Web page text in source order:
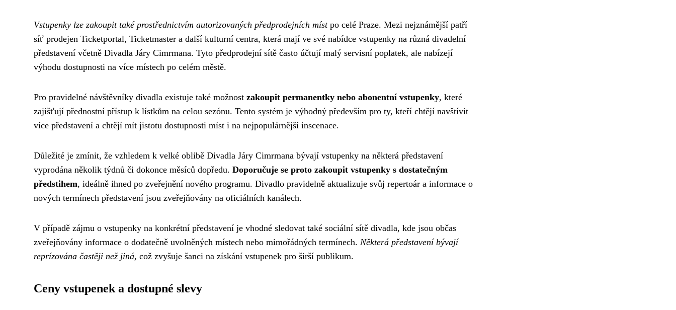
Vstupenky lze zakoupit také prostřednictvím autorizovaných předprodejních místpo celé Praze. Mezi nejznámější patří
síť prodejen Ticketportal, Ticketmaster a další kulturní centra, která mají ve své nabídce vstupenky na různá divadelní
představení včetně Divadla Járy Cimrmana. Tyto předprodejní sítě často účtují malý servisní poplatek, ale nabízejí
výhodu dostupnosti na více místech po celém městě.
Pro pravidelné návštěvníky divadla existuje také možnost zakoupit permanentky nebo abonentní vstupenky, které
zajišťují přednostní přístup k lístkům na celou sezónu. Tento systém je výhodný především pro ty, kteří chtějí navštívit
více představení a chtějí mít jistotu dostupnosti míst i na nejpopulárnější inscenace.
Důležité je zmínit, že vzhledem k velké oblibě Divadla Járy Cimrmana bývají vstupenky na některá představení
vyprodána několik týdnů či dokonce měsíců dopředu. Doporučuje se proto zakoupit vstupenky s dostatečným
předstihem, ideálně ihned po zveřejnění nového programu. Divadlo pravidelně aktualizuje svůj repertoár a informace o
nových termínech představení jsou zveřejňovány na oficiálních kanálech.
V případě zájmu o vstupenky na konkrétní představení je vhodné sledovat také sociální sítě divadla, kde jsou občas
zveřejňovány informace o dodatečně uvolněných místech nebo mimořádných termínech. Některá představení bývají
reprízována častěji než jiná, což zvyšuje šanci na získání vstupenek pro širší publikum.
Ceny vstupenek a dostupné slevy